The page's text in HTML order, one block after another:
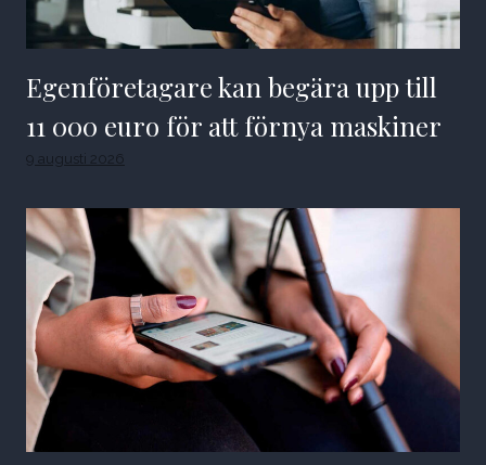
Egenföretagare kan begära upp till
11 000 euro för att förnya maskiner
9 augusti 2026